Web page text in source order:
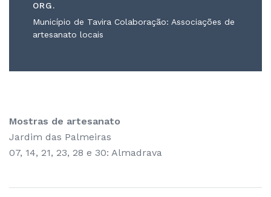
ORG.
Município de Tavira Colaboração: Associações de
artesanato locais
Mostras de artesanato
Jardim das Palmeiras
07, 14, 21, 23, 28 e 30: Almadrava